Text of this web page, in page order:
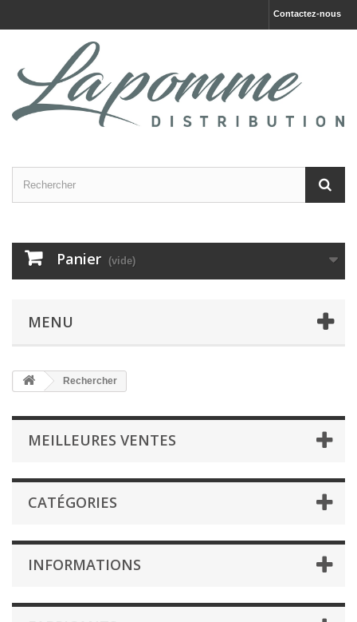
Contactez-nous
Panier (vide)
MENU
Rechercher
MEILLEURES VENTES
CATÉGORIES
INFORMATIONS